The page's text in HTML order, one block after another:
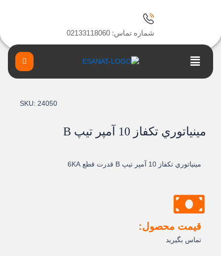
شماره تماس: 02133118060
Main
Menu
SKU: 24050
مينياتوري تکفاز 10 آمپر تيپ B
مينياتوري تکفاز 10 آمپر تيپ B قدرت قطع 6KA
قیمت محصول:
تماس بگیرید